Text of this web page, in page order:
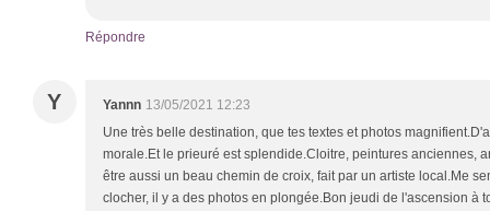
Répondre
Y Yannn 13/05/2021 12:23
Une très belle destination, que tes textes et photos
morale.Et le prieuré est splendide.Cloitre, peintures anciennes,
être aussi un beau chemin de croix, fait par un artiste local.Me
clocher, il y a des photos en plongée.Bon jeudi de l'ascension à